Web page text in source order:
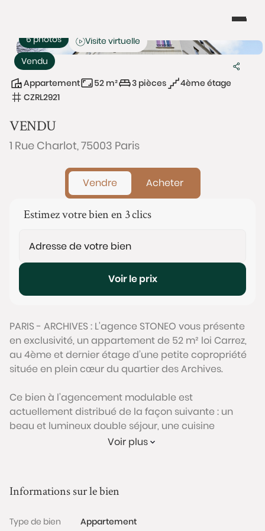
Vendu
6 photos Visite virtuelle
Appartement 52 m² 3 pièces
4ème étage
CZRL2921
VENDU
1 Rue Charlot, 75003 Paris
Vendre Acheter
Estimez votre bien en 3 clics
Voir le prix
PARIS - ARCHIVES : L'agence STONEO vous présente
en exclusivité, un appartement de 52 m² loi Carrez,
au 4ème et dernier étage d’une petite copropriété
située en plein cœur du quartier des Archives.
Ce bien à l’agencement modulable est
actuellement distribué de la façon suivante : un
beau et lumineux double séjour, une cuisine
séparée pouvant être ouverte sur la pièce de vie,
exceptionnelle grâce à sa situation en angle de
Voir plus
Informations sur le bien
Type de bien
Appartement